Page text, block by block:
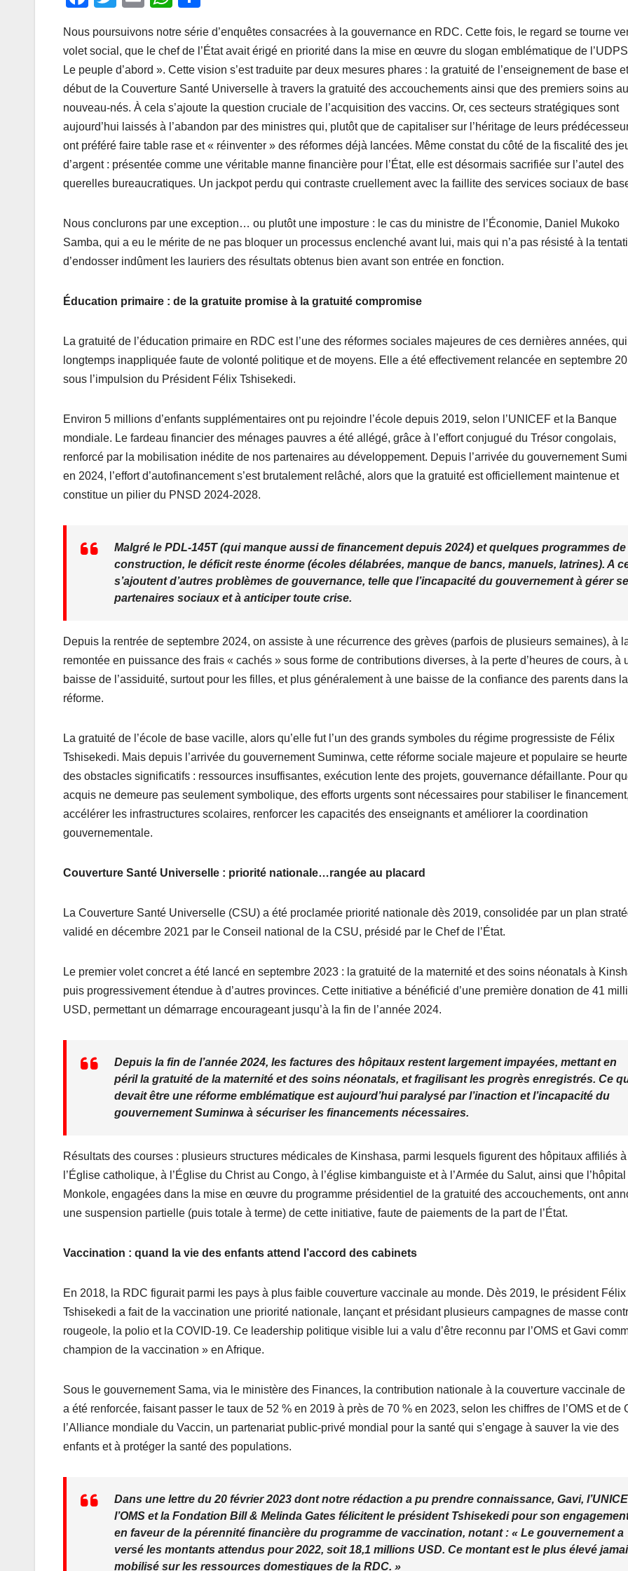
c
e
b
o
o
k
tt
er
ail at
s
A
p
p
ta
g
er
Nous poursuivons notre série d’enquêtes consacrées à la gouvernance en RDC. Cette fois, le regard se tourne
volet social, que le chef de l’État avait érigé en priorité dans la mise en œuvre du slogan emblématique de
Le peuple d’abord ». Cette vision s’est traduite par deux mesures phares : la gratuité de l’enseignement de base
début de la Couverture Santé Universelle à travers la gratuité des accouchements ainsi que des premiers soins
nouveau-nés. À cela s’ajoute la question cruciale de l’acquisition des vaccins. Or, ces secteurs stratégiques sont
aujourd’hui laissés à l’abandon par des ministres qui, plutôt que de capitaliser sur l’héritage de leurs
ont préféré faire table rase et « réinventer » des réformes déjà lancées. Même constat du côté de la fiscalité des
d’argent : présentée comme une véritable manne financière pour l’État, elle est désormais sacrifiée sur l’autel des
querelles bureaucratiques. Un jackpot perdu qui contraste cruellement avec la faillite des services sociaux de
Nous conclurons par une exception… ou plutôt une imposture : le cas du ministre de l’Économie, Daniel Mukoko
Samba, qui a eu le mérite de ne pas bloquer un processus enclenché avant lui, mais qui n’a pas résisté à la
d’endosser indûment les lauriers des résultats obtenus bien avant son entrée en fonction.
Éducation primaire : de la gratuite promise à la gratuité compromise
La gratuité de l’éducation primaire en RDC est l’une des réformes sociales majeures de ces dernières années,
longtemps inappliquée faute de volonté politique et de moyens. Elle a été effectivement relancée en septembre
sous l’impulsion du Président Félix Tshisekedi.
Environ 5 millions d’enfants supplémentaires ont pu rejoindre l’école depuis 2019, selon l’UNICEF et la Banque
mondiale. Le fardeau financier des ménages pauvres a été allégé, grâce à l’effort conjugué du Trésor congolais,
renforcé par la mobilisation inédite de nos partenaires au développement. Depuis l’arrivée du gouvernement
en 2024, l’effort d’autofinancement s’est brutalement relâché, alors que la gratuité est officiellement maintenue et
constitue un pilier du PNSD 2024-2028.
Malgré le PDL-145T (qui manque aussi de financement depuis 2024) et quelques programmes de
construction, le déficit reste énorme (écoles délabrées, manque de bancs, manuels, latrines). A
s’ajoutent d’autres problèmes de gouvernance, telle que l’incapacité du gouvernement à gérer
partenaires sociaux et à anticiper toute crise.
Depuis la rentrée de septembre 2024, on assiste à une récurrence des grèves (parfois de plusieurs semaines), à
remontée en puissance des frais « cachés » sous forme de contributions diverses, à la perte d’heures de cours, à
baisse de l’assiduité, surtout pour les filles, et plus généralement à une baisse de la confiance des parents dans la
réforme.
La gratuité de l’école de base vacille, alors qu’elle fut l’un des grands symboles du régime progressiste de Félix
Tshisekedi. Mais depuis l’arrivée du gouvernement Suminwa, cette réforme sociale majeure et populaire se
des obstacles significatifs : ressources insuffisantes, exécution lente des projets, gouvernance défaillante. Pour
acquis ne demeure pas seulement symbolique, des efforts urgents sont nécessaires pour stabiliser le financement,
accélérer les infrastructures scolaires, renforcer les capacités des enseignants et améliorer la coordination
gouvernementale.
Couverture Santé Universelle : priorité nationale…rangée au placard
La Couverture Santé Universelle (CSU) a été proclamée priorité nationale dès 2019, consolidée par un plan
validé en décembre 2021 par le Conseil national de la CSU, présidé par le Chef de l’État.
Le premier volet concret a été lancé en septembre 2023 : la gratuité de la maternité et des soins néonatals à
puis progressivement étendue à d’autres provinces. Cette initiative a bénéficié d’une première donation de 41
USD, permettant un démarrage encourageant jusqu’à la fin de l’année 2024.
Depuis la fin de l’année 2024, les factures des hôpitaux restent largement impayées, mettant en
péril la gratuité de la maternité et des soins néonatals, et fragilisant les progrès enregistrés. Ce
devait être une réforme emblématique est aujourd’hui paralysé par l’inaction et l’incapacité du
gouvernement Suminwa à sécuriser les financements nécessaires.
Résultats des courses : plusieurs structures médicales de Kinshasa, parmi lesquels figurent des hôpitaux affiliés à
l’Église catholique, à l’Église du Christ au Congo, à l’église kimbanguiste et à l’Armée du Salut, ainsi que
Monkole, engagées dans la mise en œuvre du programme présidentiel de la gratuité des accouchements, ont
une suspension partielle (puis totale à terme) de cette initiative, faute de paiements de la part de l’État.
Vaccination : quand la vie des enfants attend l’accord des cabinets
En 2018, la RDC figurait parmi les pays à plus faible couverture vaccinale au monde. Dès 2019, le président Félix
Tshisekedi a fait de la vaccination une priorité nationale, lançant et présidant plusieurs campagnes de masse
rougeole, la polio et la COVID-19. Ce leadership politique visible lui a valu d’être reconnu par l’OMS et Gavi
champion de la vaccination » en Afrique.
Sous le gouvernement Sama, via le ministère des Finances, la contribution nationale à la couverture vaccinale de
a été renforcée, faisant passer le taux de 52 % en 2019 à près de 70 % en 2023, selon les chiffres de l’OMS et de
l’Alliance mondiale du Vaccin, un partenariat public-privé mondial pour la santé qui s’engage à sauver la vie des
enfants et à protéger la santé des populations.
Dans une lettre du 20 février 2023 dont notre rédaction a pu prendre connaissance, Gavi,
l’OMS et la Fondation Bill & Melinda Gates félicitent le président Tshisekedi pour son
en faveur de la pérennité financière du programme de vaccination, notant : « Le gouvernement a
versé les montants attendus pour 2022, soit 18,1 millions USD. Ce montant est le plus élevé
mobilisé sur les ressources domestiques de la RDC. »